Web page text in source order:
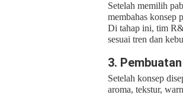
Setelah memilih
membahas konsep
Di tahap ini, tim
sesuai tren dan
3.
Setelah konsep
aroma, tekstur,